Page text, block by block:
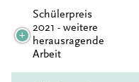
Schülerpreis
2021 - weitere
herausragende
Arbeit